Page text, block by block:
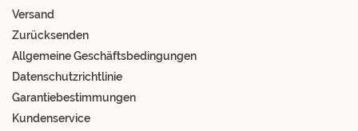
Versand
Zurücksenden
Allgemeine Geschäftsbedingungen
Datenschutzrichtlinie
Garantiebestimmungen
Kundenservice